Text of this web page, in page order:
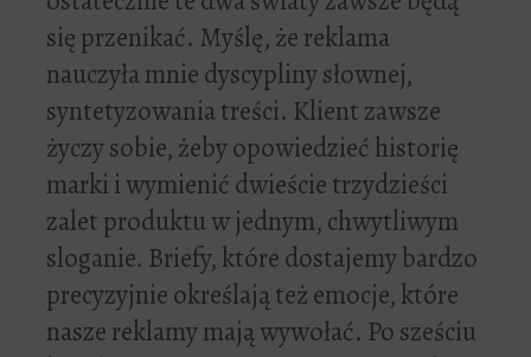
się przenikać. Myślę, że reklama
nauczyła mnie dyscypliny słownej,
syntetyzowania treści. Klient zawsze
życzy sobie, żeby opowiedzieć historię
marki i wymienić dwieście trzydzieści
zalet produktu w jednym, chwytliwym
sloganie. Briefy, które dostajemy bardzo
precyzyjnie określają też emocje, które
nasze reklamy mają wywołać. Po sześciu